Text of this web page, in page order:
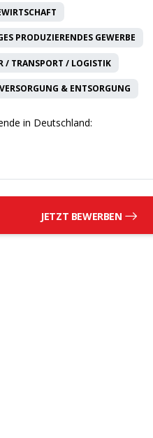
PRODUZIERENDES GEWERBE
/ TRANSPORT / LOGISTIK
& ENTSORGUNG
in Deutschland:
JETZT BEWERBEN